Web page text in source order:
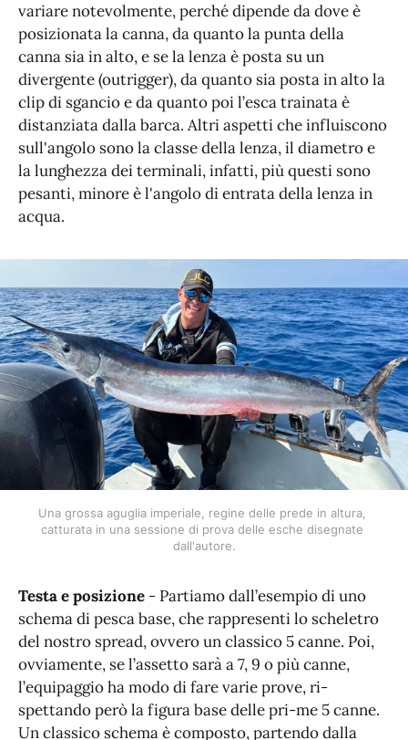
variare notevolmente, perché dipende da dove è
posizionata la canna, da quanto la punta della
canna sia in alto, e se la lenza è posta su un
divergente (outrigger), da quanto sia posta in alto la
clip di sgancio e da quanto poi l’esca trainata è
distanziata dalla barca. Altri aspetti che influiscono
sull'angolo sono la classe della lenza, il diametro e
la lunghezza dei terminali, infatti, più questi sono
pesanti, minore è l'angolo di entrata della lenza in
acqua.
Una grossa aguglia imperiale, regine delle prede in altura,
catturata in una sessione di prova delle esche disegnate
dall'autore.
Testa e posizione - Partiamo dall’esempio di uno
schema di pesca base, che rappresenti lo scheletro
del nostro spread, ovvero un classico 5 canne. Poi,
ovviamente, se l’assetto sarà a 7, 9 o più canne,
l’equipaggio ha modo di fare varie prove, ri-
spettando però la figura base delle pri-me 5 canne.
Un classico schema è composto, partendo dalla